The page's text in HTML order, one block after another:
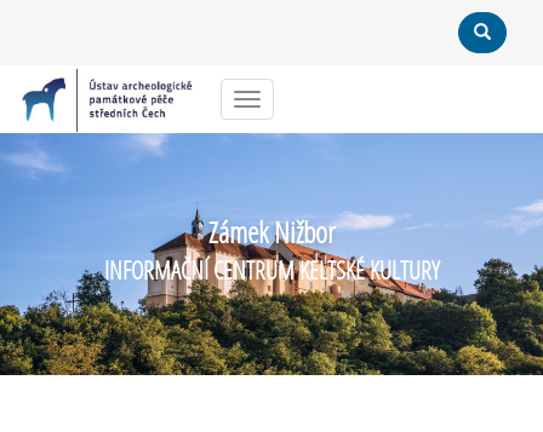
Menu
Zámek Nižbor
INFORMAČNÍ CENTRUM KELTSKÉ KULTURY